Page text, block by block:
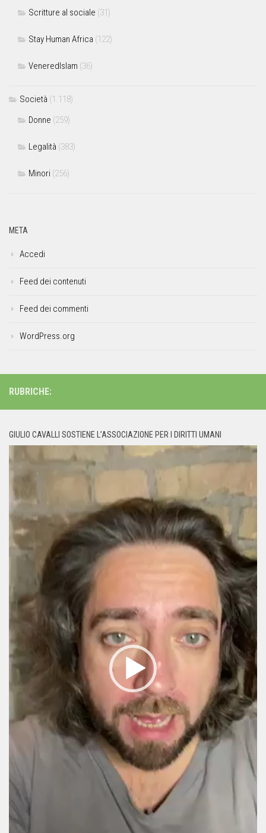
Scritture al sociale (31)
Stay Human Africa (122)
VeneredIslam (36)
Società (1.118)
Donne (259)
Legalità (383)
Minori (256)
META
Accedi
Feed dei contenuti
Feed dei commenti
WordPress.org
RUBRICHE:
GIULIO CAVALLI SOSTIENE L’ASSOCIAZIONE PER I DIRITTI UMANI
Player